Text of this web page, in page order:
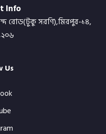
Info
রোড(টুকু সরণি),মিরপুর-১৪,
Us